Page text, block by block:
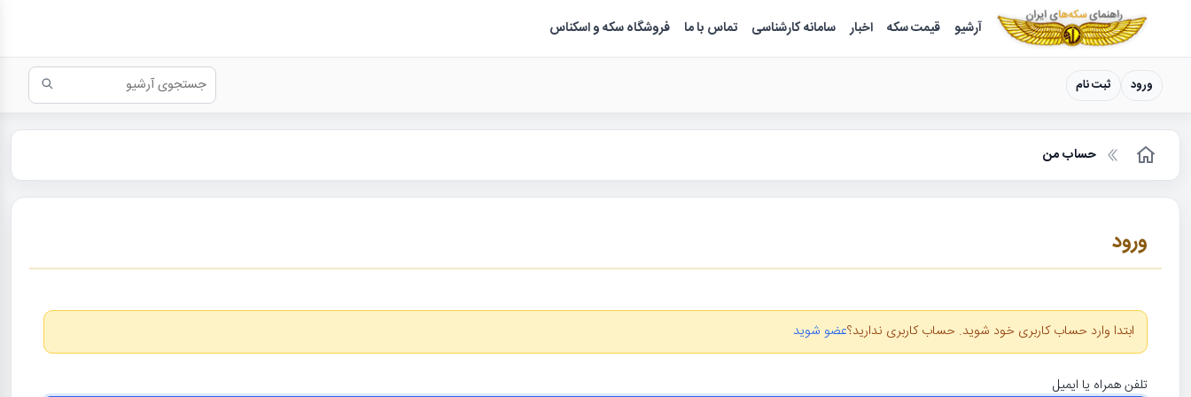
سکه ها ؛ راهنمای سکه شناسی
آرشیو قیمت سکه اخبار سامانه کارشناسی تماس با ما فروشگاه سکه و اسکناس
ورود ثبت نام
حساب من
ورود
ابتدا وارد حساب کاربری خود شوید. حساب کاربری ندارید؟عضو شوید
تلفن همراه یا ایمیل